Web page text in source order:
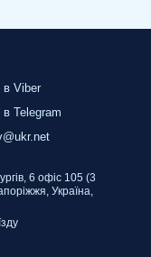
в Viber
в Telegram
6 офіс 105 (3
Україна,